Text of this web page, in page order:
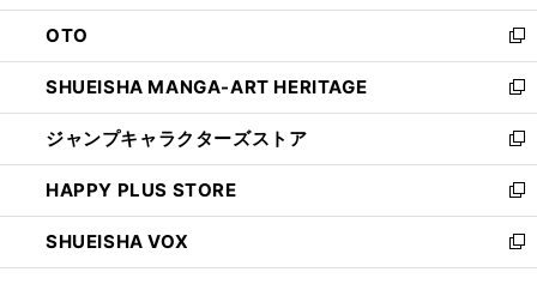
ウ
で
開
く
ン
ド
ウ
で
開
く
OTO
新
し
い
ウ
ィ
ン
ド
ウ
で
開
SHUEISHA MANGA-ART HERITAGE
新
し
い
ウ
ィ
ン
ド
ウ
ジャンプキャラクターズストア
新
し
い
ウ
ィ
ン
HAPPY PLUS STORE
新
し
い
ウ
SHUEISHA VOX
新
し